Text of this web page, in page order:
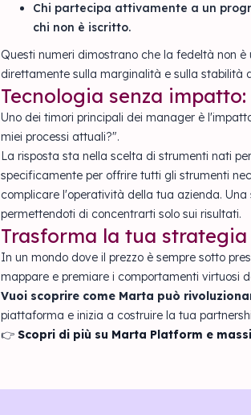
Chi partecipa attivamente a un
chi non è iscritto.
Questi numeri dimostrano che la fedeltà non
direttamente sulla marginalità e sulla stabilità
Tecnologia senza
Uno dei timori principali dei manager è
miei processi attuali?".
La risposta sta nella scelta di strumenti nati
specificamente per offrire tutti gli strumenti
complicare l'operatività della tua azienda.
permettendoti di concentrarti solo sui risultati.
Trasforma la tua
In un mondo dove il prezzo è sempre sotto
mappare e premiare i comportamenti virtuosi
Vuoi scoprire come Marta può
piattaforma e inizia a costruire la tua
👉 Scopri di più su Marta Platform e